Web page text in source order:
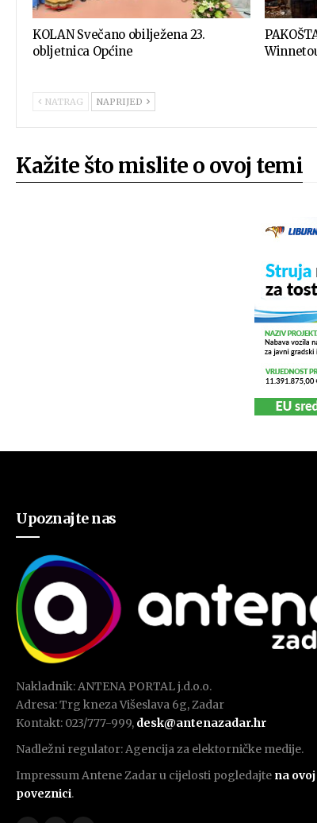
KOLAN Svečano obilježena 23.
obljetnica Općine
NATRAG NAPRIJED
Kažite što mislite o ovoj temi
Upoznajte nas
Nakladnik: ANTENA PORTAL j.d.o.o.
Adresa: Trg kneza Višeslava 6g, Zadar
Kontakt: 023/777-999, desk@antenazadar.hr
Nadležni regulator: Agencija za elektorničke medije.
Impressum Antene Zadar u cijelosti pogledajte na ovoj
poveznici.